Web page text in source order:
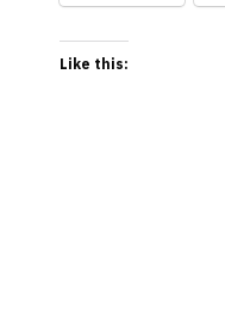
Like this: